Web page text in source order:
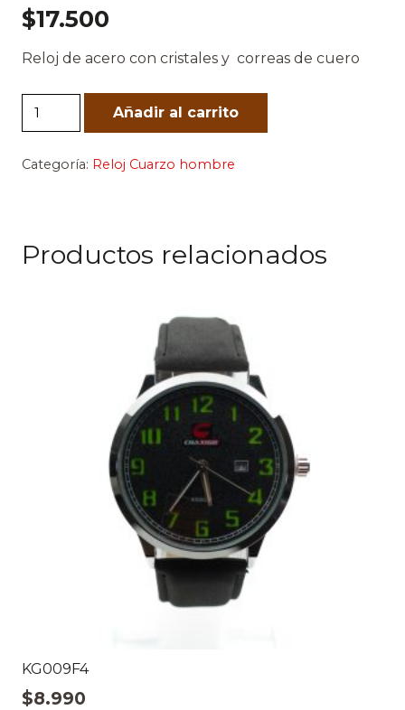
$17.500
Reloj de acero con cristales y correas de cuero
RF
Gold
cantidad
Añadir al carrito
Categoría: Reloj Cuarzo hombre
Productos relacionados
KG009F4
$8.990